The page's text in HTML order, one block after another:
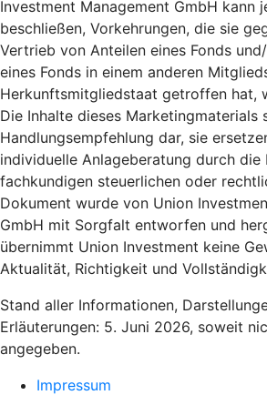
Investment Management GmbH kann
beschließen, Vorkehrungen, die sie
Vertrieb von Anteilen eines Fonds
eines Fonds in einem anderen
Herkunftsmitgliedstaat getroffen hat,
Die Inhalte dieses Marketingmaterials
Handlungsempfehlung dar, sie
individuelle Anlageberatung durch die
fachkundigen steuerlichen oder
Dokument wurde von Union
GmbH mit Sorgfalt entworfen und
übernimmt Union Investment keine
Aktualität, Richtigkeit und
Stand aller Informationen,
Erläuterungen: 5. Juni 2026, soweit
angegeben.
Impressum